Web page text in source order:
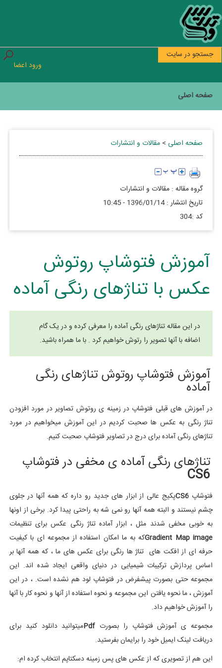
جستجو در سایت
ورود اعضا
صفحه اصلی
صفحه اصلی > مقالات و انتشارات
گروه مقاله : مقالات و انتشارات
تاريخ انتشار :1396/01/14 - 10:45
كد :304
آموزش فتوشاپ روتوش
عکس با تناژهای رنگی آماده
در این مقاله تناژهای رنگی آماده را معرفی کرده و در یک گام
اضافه با آنها تصویر را رتوش خواهیم کرد . با ما همراه باشید.
آموزش فتوشاپ روتوش تناژهای رنگی
آماده
در آموزش های قبلی فتوشاپ در زمینه ی روتوش تصاویر در مورد افزودن
تناژ رنگی به عکس ها صحبت کردیم در این آموزش میخواهیم در مورد
تناژهای رنگی آماده برای درج در تصاویر فتوشاپ صحبت کنیم.
تناژهای رنگی آماده ی مخفی در فتوشاپ
CS6
فتوشاپ CS6پکیج عالی از ابزار های جدید رو داره که همه آنها در جلوی
چشم نیستند و البته همه آنها رو نمی شه به راحتی پیدا کرد. برخی از اونها
به خوبی مخفی شدند مثل ، ابزار آماده تناژ رنگی عکس برای تنظیمات
Gradient Map imageکه به ما امکان استفاده از مجموعه ای با کیفیت
حرفه ای از افکت های تناژ ها رنگی برای عکس های ما ، که همه آنها بر
اساس پردازش ترکیبات شیمیایی در دنیای واقعی ایجاد شده اند. این
مجموعه حتی بصورت پیشفرض در فتوشاپ لود هم نشده است. ، در این
آموزش ، ما نحوه یافتن این مجموعه و نحوه استفاده از آنها و نحوه کار با آنها
را آموزش خواهیم داد.
مجموعه ی آموزش فتوشاپ را بصورت Pdfمیتوانید دانلود کنید برای
دریافت لینک ایمیل خود را برایمان بفرستید.
این هم از تصویری که از عکس های پس زمینه دسکتاپم انتخاب کرده ام: